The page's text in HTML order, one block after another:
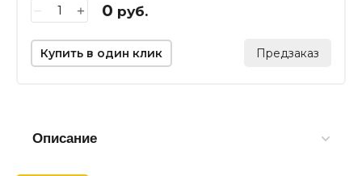
− + 0 руб.
Предзаказ
Купить в один клик
Описание